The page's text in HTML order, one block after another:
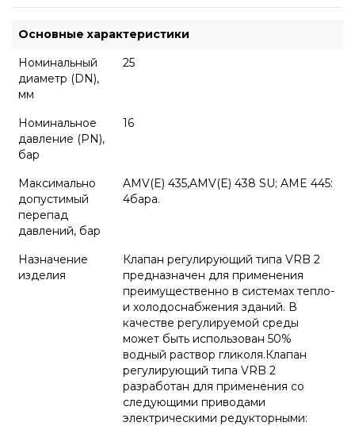
Основные характеристики
Номинальный
диаметр (DN),
мм
25
Номинальное
давление (PN),
бар
16
Максимально
допустимый
перепад
давлений, бар
AMV(E) 435,AMV(E) 438 SU; AME 445:
4бара.
Назначение
изделия
Клапан регулирующий типа VRB 2
предназначен для применения
преимущественно в системах тепло-
и холодоснабжения зданий. В
качестве регулируемой среды
может быть использован 50%
водный раствор гликоля.Клапан
регулирующий типа VRB 2
разработан для применения со
следующими приводами
электрическими редукторными: